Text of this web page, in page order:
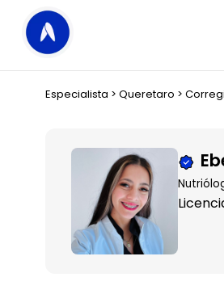
Especialista > Queretaro >